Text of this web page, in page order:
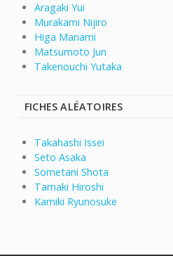
Aragaki Yui
Murakami Nijiro
Higa Manami
Matsumoto Jun
Takenouchi Yutaka
FICHES ALÉATOIRES
Takahashi Issei
Seto Asaka
Sometani Shota
Tamaki Hiroshi
Kamiki Ryunosuke